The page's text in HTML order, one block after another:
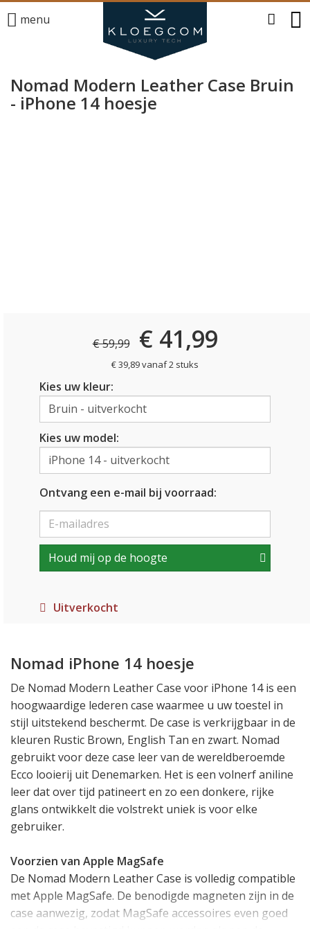
menu
Nomad Modern Leather Case Bruin
- iPhone 14 hoesje
€ 59,99 € 41,99
€ 39,89 vanaf 2 stuks
Kies uw kleur:
Kies uw model:
Ontvang een e-mail bij voorraad:
Houd mij op de hoogte
Uitverkocht
Nomad iPhone 14 hoesje
De Nomad Modern Leather Case voor iPhone 14 is een
hoogwaardige lederen case waarmee u uw toestel in
stijl uitstekend beschermt. De case is verkrijgbaar in de
kleuren Rustic Brown, English Tan en zwart. Nomad
gebruikt voor deze case leer van de wereldberoemde
Ecco looierij uit Denemarken. Het is een volnerf aniline
leer dat over tijd patineert en zo een donkere, rijke
glans ontwikkelt die volstrekt uniek is voor elke
gebruiker.
Voorzien van Apple MagSafe
De Nomad Modern Leather Case is volledig compatible
met Apple MagSafe. De benodigde magneten zijn in de
case aanwezig, zodat MagSafe accessoires even goed